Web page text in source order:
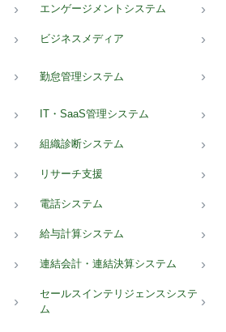
エンゲージメントシステム
ビジネスメディア
勤怠管理システム
IT・SaaS管理システム
組織診断システム
リサーチ支援
電話システム
給与計算システム
連結会計・連結決算システム
セールスインテリジェンスシステ
ム